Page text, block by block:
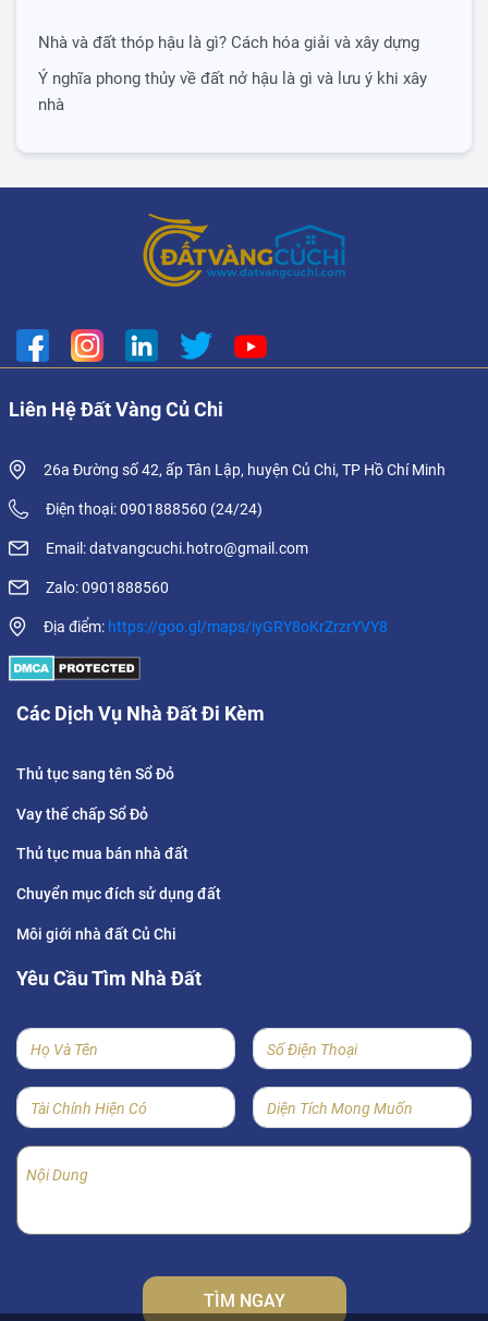
Nhà và đất thóp hậu là gì? Cách hóa giải và xây dựng
Ý nghĩa phong thủy về đất nở hậu là gì và lưu ý khi xây
nhà
Liên Hệ Đất Vàng Củ Chi
26a Đường số 42, ấp Tân Lập, huyện Củ Chi, TP Hồ Chí Minh
Điện thoại: 0901888560 (24/24)
Email: datvangcuchi.hotro@gmail.com
Zalo: 0901888560
Địa điểm: https://goo.gl/maps/iyGRY8oKrZrzrYVY8
Các Dịch Vụ Nhà Đất Đi Kèm
Thủ tục sang tên Sổ Đỏ
Vay thế chấp Sổ Đỏ
Thủ tục mua bán nhà đất
Chuyển mục đích sử dụng đất
Môi giới nhà đất Củ Chi
Yêu Cầu Tìm Nhà Đất